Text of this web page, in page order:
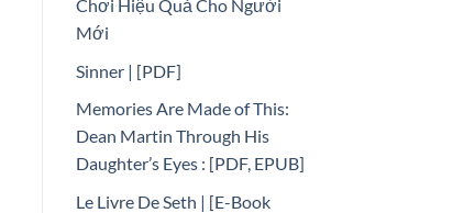
Chơi Hiệu Quả Cho Người
Mới
Sinner | [PDF]
Memories Are Made of This:
Dean Martin Through His
Daughter’s Eyes : [PDF, EPUB]
Le Livre De Seth | [E-Book